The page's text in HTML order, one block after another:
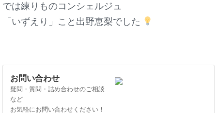
では練りものコンシェルジュ
「いずえり」こと出野恵梨でした
お問い合わせ
疑問・質問・詰め合わせのご相談
など
お気軽にお問い合わせください！